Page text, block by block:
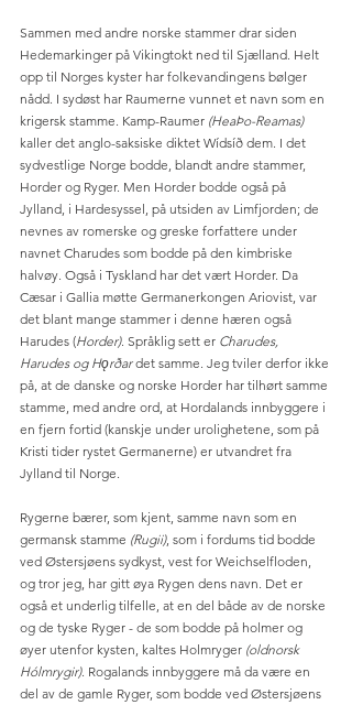
Sammen med andre norske stammer drar siden
Hedemarkinger på Vikingtokt ned til Sjælland. Helt
opp til Norges kyster har folkevandingens bølger
nådd. I sydøst har Raumerne vunnet et navn som en
krigersk stamme. Kamp-Raumer (HeaÞo-Reamas)
kaller det anglo-saksiske diktet Wídsíð dem. I det
sydvestlige Norge bodde, blandt andre stammer,
Horder og Ryger. Men Horder bodde også på
Jylland, i Hardesyssel, på utsiden av Limfjorden; de
nevnes av romerske og greske forfattere under
navnet Charudes som bodde på den kimbriske
halvøy. Også i Tyskland har det vært Horder. Da
Cæsar i Gallia møtte Germanerkongen Ariovist, var
det blant mange stammer i denne hæren også
Harudes (Horder). Språklig sett er Charudes,
Harudes og Hǫrðar det samme. Jeg tviler derfor ikke
på, at de danske og norske Horder har tilhørt samme
stamme, med andre ord, at Hordalands innbyggere i
en fjern fortid (kanskje under urolighetene, som på
Kristi tider rystet Germanerne) er utvandret fra
Jylland til Norge.
Rygerne bærer, som kjent, samme navn som en
germansk stamme (Rugii), som i fordums tid bodde
ved Østersjøens sydkyst, vest for Weichselfloden,
og tror jeg, har gitt øya Rygen dens navn. Det er
også et underlig tilfelle, at en del både av de norske
og de tyske Ryger - de som bodde på holmer og
øyer utenfor kysten, kaltes Holmryger (oldnorsk
Hólmrygir). Rogalands innbyggere må da være en
del av de gamle Ryger, som bodde ved Østersjøens